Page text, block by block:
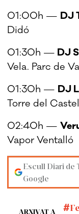
01:00h — DJ
Didó
01:30h — DJ
Vela. Parc de
01:30h — DJ
Torre del
02:40h —
Vapor Ventalló
Escull Diari de
Google
ARXIVAT A